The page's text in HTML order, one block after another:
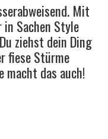
Mit
Sachen Style
ziehst dein Ding
fiese Stürme
macht das auch!